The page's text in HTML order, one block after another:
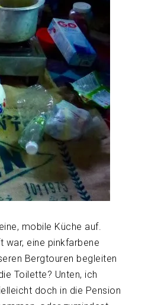
mobile Küche auf.
war, eine pinkfarbene
Bergtouren begleiten
Toilette? Unten, ich
doch in die Pension